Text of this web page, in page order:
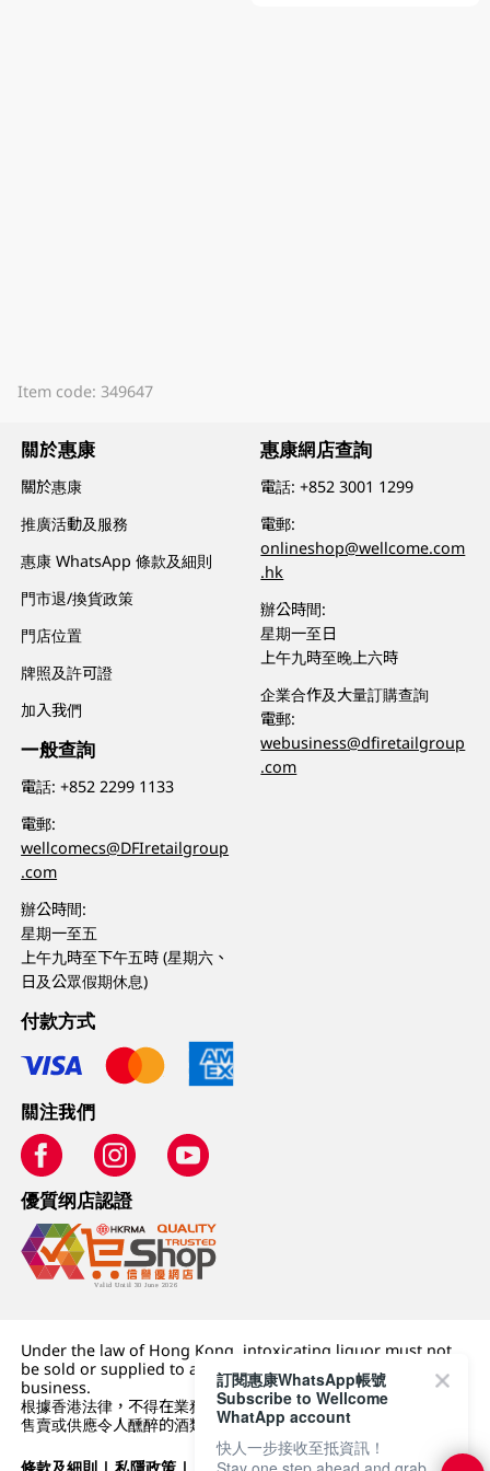
Item code: 349647
關於惠康
關於惠康
推廣活動及服務
惠康 WhatsApp 條款及細則
門市退/換貨政策
門店位置
牌照及許可證
加入我們
一般查詢
電話:+852 2299 1133
電郵:
wellcomecs@DFIretailgroup
.com
辦公時間:
星期一至五
上午九時至下午五時 (星期六、
日及公眾假期休息)
惠康網店查詢
電話:+852 3001 1299
電郵:
onlineshop@wellcome.com
.hk
辦公時間:
星期一至日
上午九時至晚上六時
企業合作及大量訂購查詢
電郵:
webusiness@dfiretailgroup
.com
付款方式
關注我們
優質纲店認證
Under the law of Hong Kong, intoxicating liquor must not
be sold or supplied to a minor (under 18) in the course of
business.
根據香港法律，不得在業務過程中，向未成年人 (18 歲以下人士)
售賣或供應令人醺醉的酒類。
條款及細則 |私隱政策 | DFI零售集團
訂閱惠康WhatsApp帳號
Subscribe to Wellcome
WhatApp account
快人一步接收至抵資訊！